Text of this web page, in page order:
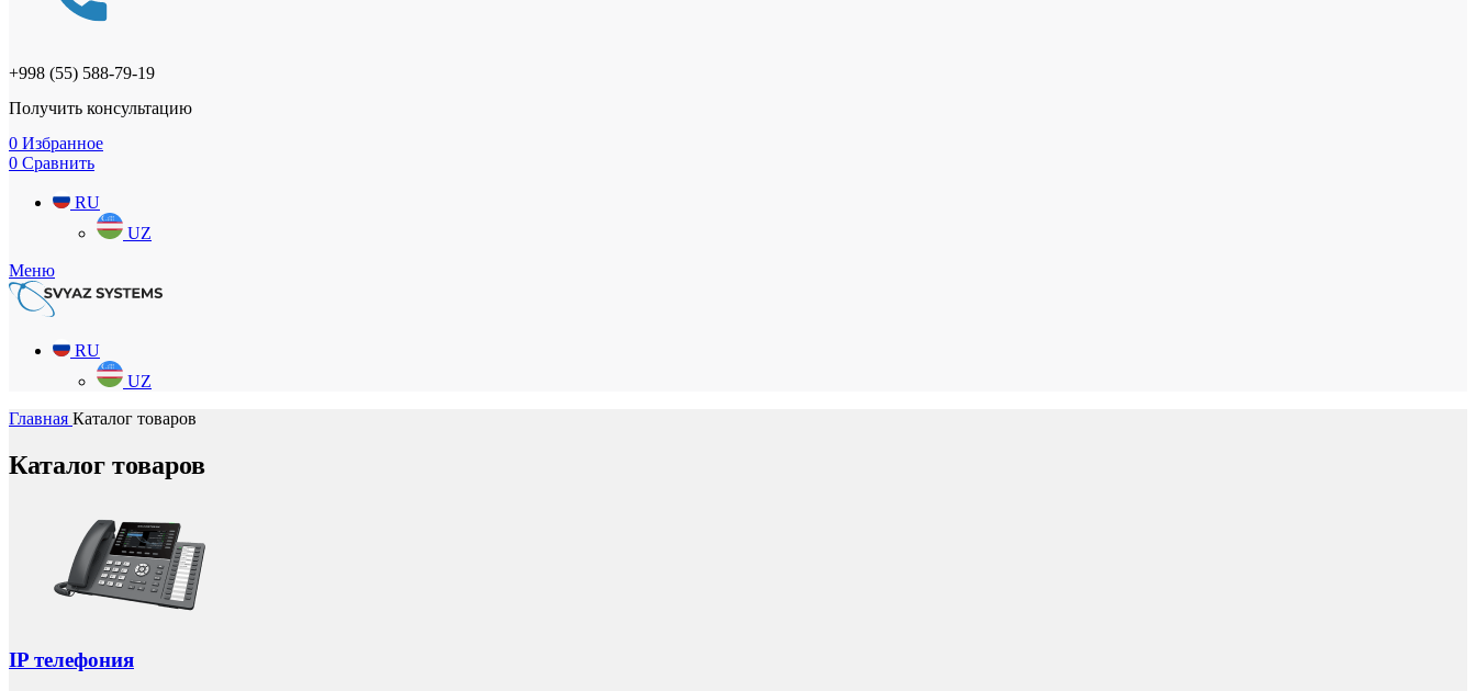
+998 (55) 588-79-19
Получить консультацию
0 Избранное
0 Сравнить
RU
UZ
Меню
RU
UZ
Главная Каталог товаров
Каталог товаров
IP телефония